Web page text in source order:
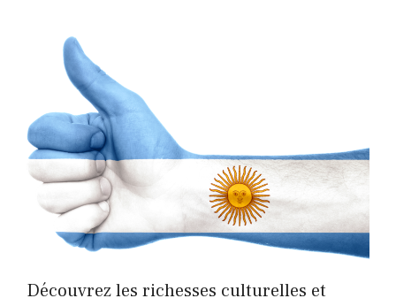
Découvrez les richesses culturelles et